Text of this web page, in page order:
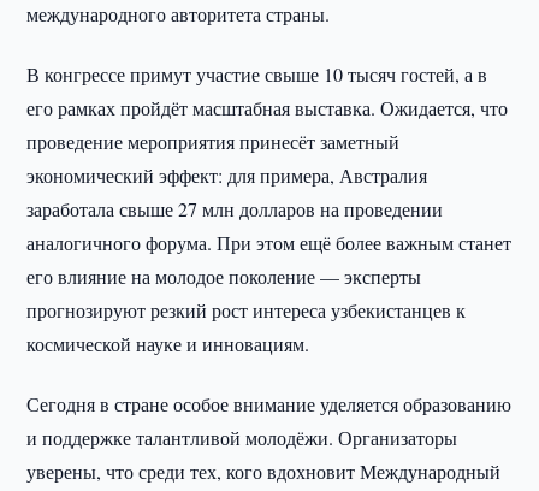
международного авторитета страны.
В конгрессе примут участие свыше 10 тысяч гостей, а в
его рамках пройдёт масштабная выставка. Ожидается, что
проведение мероприятия принесёт заметный
экономический эффект: для примера, Австралия
заработала свыше 27 млн долларов на проведении
аналогичного форума. При этом ещё более важным станет
его влияние на молодое поколение — эксперты
прогнозируют резкий рост интереса узбекистанцев к
космической науке и инновациям.
Сегодня в стране особое внимание уделяется образованию
и поддержке талантливой молодёжи. Организаторы
уверены, что среди тех, кого вдохновит Международный